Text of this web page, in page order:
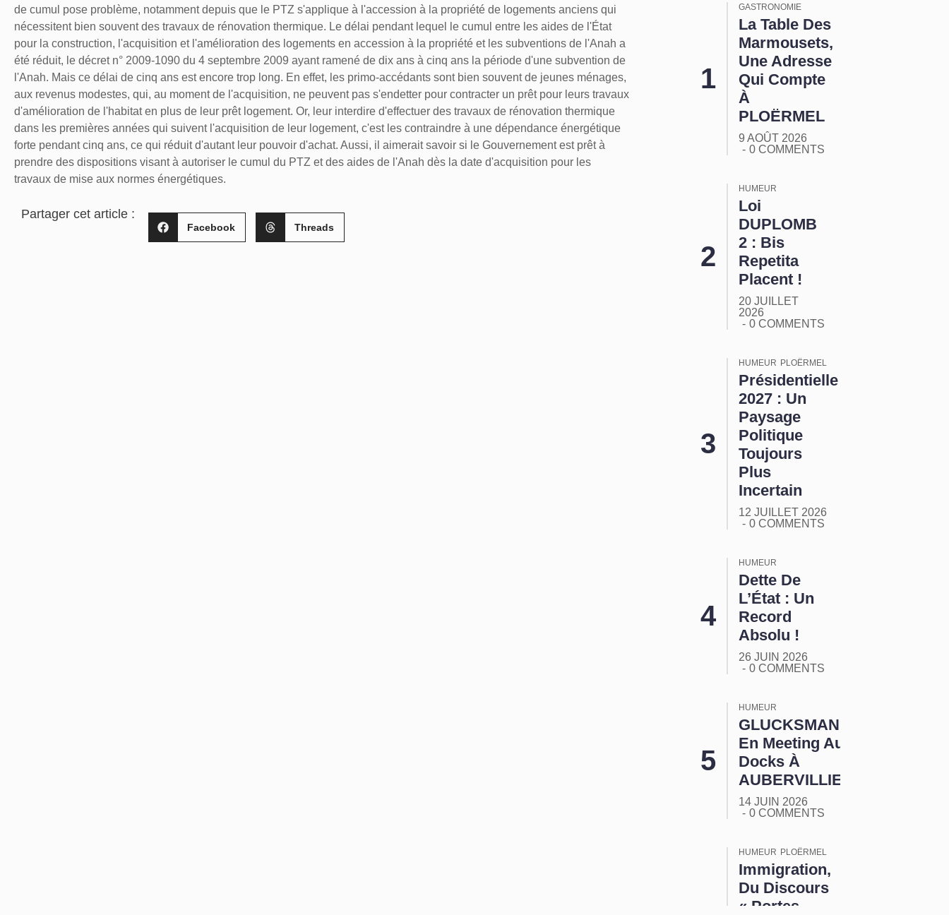
de cumul pose problème, notamment depuis que le PTZ s'applique à l'accession à la propriété de logements anciens qui
nécessitent bien souvent des travaux de rénovation thermique. Le délai pendant lequel le cumul entre les aides de l'État
pour la construction, l'acquisition et l'amélioration des logements en accession à la propriété et les subventions de l'Anah a
été réduit, le décret n° 2009-1090 du 4 septembre 2009 ayant ramené de dix ans à cinq ans la période d'une subvention de
l'Anah. Mais ce délai de cinq ans est encore trop long. En effet, les primo-accédants sont bien souvent de jeunes ménages,
aux revenus modestes, qui, au moment de l'acquisition, ne peuvent pas s'endetter pour contracter un prêt pour leurs travaux
d'amélioration de l'habitat en plus de leur prêt logement. Or, leur interdire d'effectuer des travaux de rénovation thermique
dans les premières années qui suivent l'acquisition de leur logement, c'est les contraindre à une dépendance énergétique
forte pendant cinq ans, ce qui réduit d'autant leur pouvoir d'achat. Aussi, il aimerait savoir si le Gouvernement est prêt à
prendre des dispositions visant à autoriser le cumul du PTZ et des aides de l'Anah dès la date d'acquisition pour les
travaux de mise aux normes énergétiques.
Partager cet article :
Facebook Threads
GASTRONOMIE
La Table Des
Marmousets,
Une Adresse
Qui Compte
À
PLOËRMEL
9 AOÛT 2026
0 COMMENTS
HUMEUR
Loi
DUPLOMB
2 : Bis
Repetita
Placent !
20 JUILLET
2026
0 COMMENTS
HUMEUR PLOËRMEL
Présidentielle
2027 : Un
Paysage
Politique
Toujours
Plus
Incertain
12 JUILLET 2026
0 COMMENTS
HUMEUR
Dette De
L’État : Un
Record
Absolu !
26 JUIN 2026
0 COMMENTS
HUMEUR
GLUCKSMANN
En Meeting Aux
Docks À
AUBERVILLIERS
14 JUIN 2026
0 COMMENTS
HUMEUR PLOËRMEL
Immigration,
Du Discours
« Portes